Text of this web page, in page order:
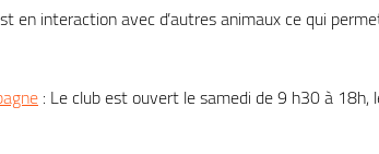
en interaction avec d’autres animaux ce qui
: Le club est ouvert le samedi de 9 h30 à